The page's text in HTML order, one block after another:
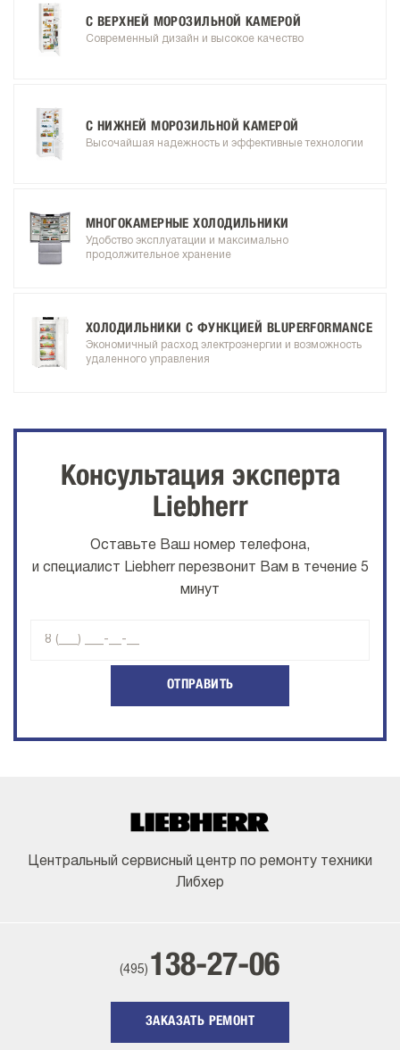
С ВЕРХНЕЙ МОРОЗИЛЬНОЙ КАМЕРОЙ
Современный дизайн и высокое качество
С НИЖНЕЙ МОРОЗИЛЬНОЙ КАМЕРОЙ
Высочайшая надежность и эффективные технологии
МНОГОКАМЕРНЫЕ ХОЛОДИЛЬНИКИ
Удобство эксплуатации и максимально
продолжительное хранение
ХОЛОДИЛЬНИКИ С ФУНКЦИЕЙ BLUPERFORMANCE
Экономичный расход электроэнергии и возможность
удаленного управления
Консультация эксперта
Liebherr
Оставьте Ваш номер телефона,
и специалист Liebherr перезвонит Вам в течение 5
минут
ОТПРАВИТЬ
Центральный сервисный центр по ремонту техники
Либхер
(495) 138-27-06
ЗАКАЗАТЬ РЕМОНТ